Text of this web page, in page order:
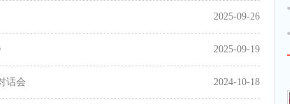
2025-09-26
2025-09-19
话会 2024-10-18